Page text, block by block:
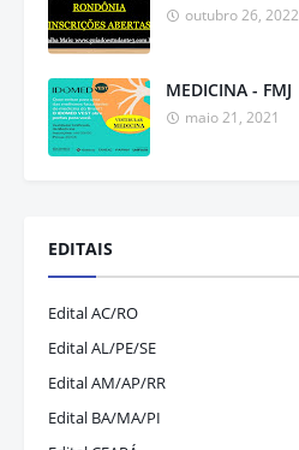
outubro 26, 2022
MEDICINA - FMJ
maio 21, 2021
EDITAIS
Edital AC/RO
Edital AL/PE/SE
Edital AM/AP/RR
Edital BA/MA/PI